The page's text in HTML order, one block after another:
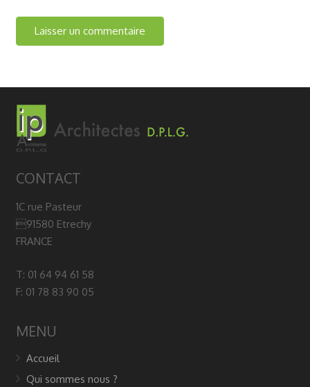
CONTACT
1C rue Pasteur
91580 Etrechy
FRANCE
T: 01 64 94 61 58
F: 01 78 83 90 05
MENU
Accueil
Qui sommes nous ?